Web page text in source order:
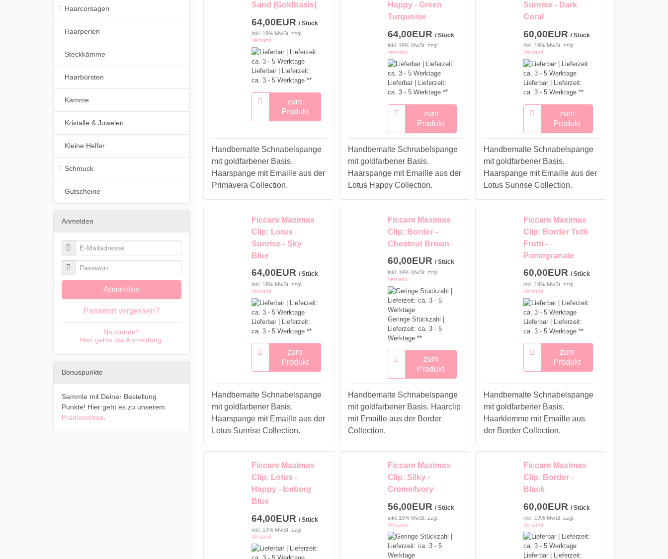
Sand (Goldbasis)
64,00EUR / Stück
inkl. 19% MwSt. zzgl.
Versand
Lieferbar | Lieferzeit:
ca. 3 - 5 Werktage **
zum
Produkt
Handbemalte Schnabelspange
mit goldfarbener Basis.
Haarspange mit Emaille aus der
Primavera Collection.
Happy - Green
Turquoise
64,00EUR / Stück
inkl. 19% MwSt. zzgl.
Versand
Lieferbar | Lieferzeit:
ca. 3 - 5 Werktage **
zum
Produkt
Handbemalte Schnabelspange
mit goldfarbener Basis.
Haarspange mit Emaille aus der
Lotus Happy Collection.
Sunrise - Dark
Coral
60,00EUR/ Stück
inkl. 19% MwSt. zzgl.
Versand
Lieferbar | Lieferzeit:
ca. 3 - 5 Werktage **
zum
Produkt
Handbemalte Schnabelspange
mit goldfarbener Basis.
Haarspange mit Emaille aus der
Lotus Sunrise Collection.
Ficcare Maximas
Clip: Lotus
Sunrise - Sky
Blue
64,00EUR / Stück
inkl. 19% MwSt. zzgl.
Versand
Lieferbar | Lieferzeit:
ca. 3 - 5 Werktage **
zum
Produkt
Handbemalte Schnabelspange
mit goldfarbener Basis.
Haarspange mit Emaille aus der
Lotus Sunrise Collection.
Ficcare Maximas
Clip: Border -
Chestnut Brown
60,00EUR / Stück
inkl. 19% MwSt. zzgl.
Versand
Geringe Stückzahl |
Lieferzeit: ca. 3 - 5
Werktage **
zum
Produkt
Handbemalte Schnabelspange
mit goldfarbener Basis. Haarclip
mit Emaille aus der Border
Collection.
Ficcare Maximas
Clip: Border Tutti
Frutti -
Pomegranate
60,00EUR/ Stück
inkl. 19% MwSt. zzgl.
Versand
Lieferbar | Lieferzeit:
ca. 3 - 5 Werktage **
zum
Produkt
Handbemalte Schnabelspange
mit goldfarbener Basis.
Haarklemme mit Emaille aus
der Border Collection.
Ficcare Maximas
Clip: Lotus -
Happy - Iceberg
Blue
64,00EUR / Stück
inkl. 19% MwSt. zzgl.
Versand
Ficcare Maximas
Clip: Silky -
Creme/Ivory
56,00EUR / Stück
inkl. 19% MwSt. zzgl.
Versand
Ficcare Maximas
Clip: Border -
Black
60,00EUR/ Stück
inkl. 19% MwSt. zzgl.
Versand
Lieferbar | Lieferzeit:
Haarcorsagen
Haarperlen
Steckkämme
Haarbürsten
Kämme
Kristalle & Juwelen
Kleine Helfer
Schmuck
Gutscheine
Anmelden
 E-Mailadresse
 Passwort
Anmelden
Passwort vergessen?
Neukunde?
Hier gehts zur Anmeldung.
Bonuspunkte
Sammle mit Deiner Bestellung
Punkte! Hier geht es zu unserem
Prämienshop.